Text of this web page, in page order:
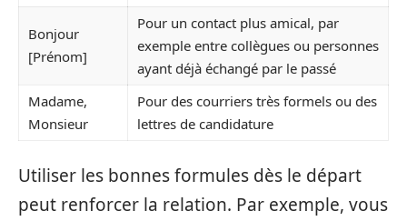
Bonjour
[Prénom]
Pour un contact plus amical, par
exemple entre collègues ou personnes
ayant déjà échangé par le passé
Madame,
Monsieur
Pour des courriers très formels ou des
lettres de candidature
Utiliser les bonnes formules dès le départ
peut renforcer la relation. Par exemple, vous